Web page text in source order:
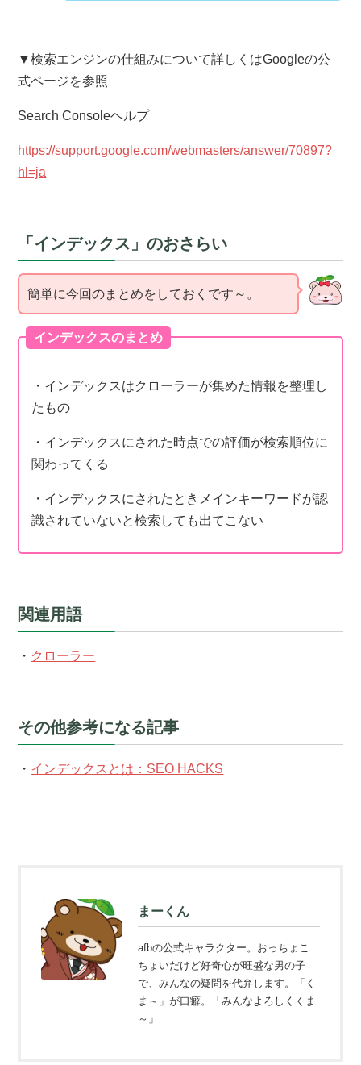
▼検索エンジンの仕組みについて詳しくはGoogleの公
式ページを参照
Search Consoleヘルプ
https://support.google.com/webmasters/answer/70897?
hl=ja
「インデックス」のおさらい
簡単に今回のまとめをしておくです～。
インデックスのまとめ
・インデックスはクローラーが集めた情報を整理し
たもの
・インデックスにされた時点での評価が検索順位に
関わってくる
・インデックスにされたときメインキーワードが認
識されていないと検索しても出てこない
関連用語
・ クローラー
その他参考になる記事
・ インデックスとは：SEO HACKS
まーくん
afbの公式キャラクター。おっちょこ
ちょいだけど好奇心が旺盛な男の子
で、みんなの疑問を代弁します。「く
ま～」が口癖。「みんなよろしくくま
～」